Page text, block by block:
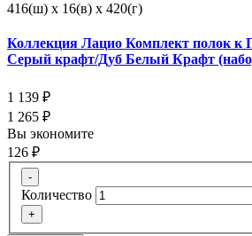
416(ш) x 16(в) x 420(г)
Коллекция Лацио Комплект полок к
Серый крафт/Дуб Белый Крафт
1 139 ₽
1 265 ₽
Вы экономите
126 ₽
-
Количество
+